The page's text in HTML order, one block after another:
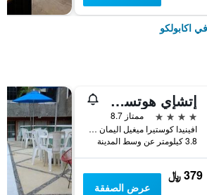
اكابولكو
إتشإي هوتسون هوتل أكابولكو
4 نجوم
ممتاز 8.7
افينيدا كوستيرا ميغيل اليمان 123, اكابولكو, ولاية غيريرو, المكسيك
3.8 كيلومتر عن وسط المدينة
379 ﷼
عرض الصفقة